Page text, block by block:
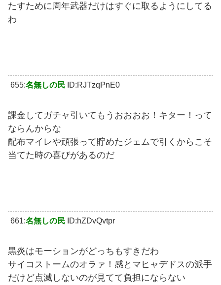
たすために周年武器だけはすぐに取るようにしてる
わ
655:名無しの民 ID:RJTzqPnE0
課金してガチャ引いてもうおおおお！キター！って
ならんからな
配布マイレや頑張って貯めたジェムで引くからこそ
当てた時の喜びがあるのだ
661:名無しの民 ID:hZDvQvtpr
黒炎はモーションがどっちもすきだわ
サイコストームのオラァ！感とマヒャデドスの派手
だけど点滅しないのが見てて負担にならない